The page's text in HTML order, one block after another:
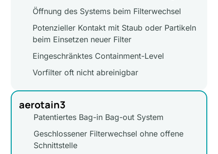
Öffnung des Systems beim Filterwechsel
Potenzieller Kontakt mit Staub oder Partikeln
beim Einsetzen neuer Filter
Eingeschränktes Containment-Level
Vorfilter oft nicht abreinigbar
aerotain3
Patentiertes Bag-in Bag-out System
Geschlossener Filterwechsel ohne offene
Schnittstelle